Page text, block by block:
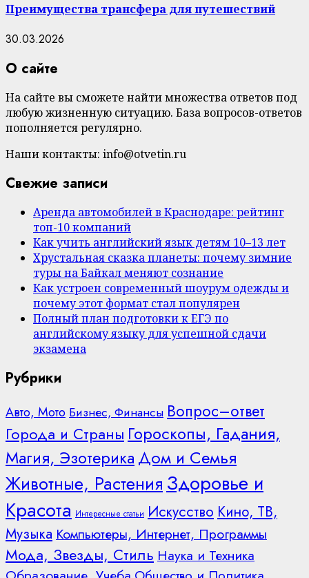
Преимущества трансфера для путешествий
30.03.2026
О сайте
На сайте вы сможете найти множества ответов под
любую жизненную ситуацию. База вопросов-ответов
пополняется регулярно.
Наши контакты: info@otvetin.ru
Свежие записи
Аренда автомобилей в Краснодаре: рейтинг
топ-10 компаний
Как учить английский язык детям 10–13 лет
Хрустальная сказка планеты: почему зимние
туры на Байкал меняют сознание
Как устроен современный шоурум одежды и
почему этот формат стал популярен
Полный план подготовки к ЕГЭ по
английскому языку для успешной сдачи
экзамена
Рубрики
Авто, Мото Бизнес, Финансы Вопрос–ответ
Города и Страны Гороскопы, Гадания,
Магия, Эзотерика Дом и Семья
Животные, Растения Здоровье и
Красота Интересные статьи Искусство Кино, ТВ,
Музыка Компьютеры, Интернет, Программы
Мода, Звезды, Стиль Наука и Техника